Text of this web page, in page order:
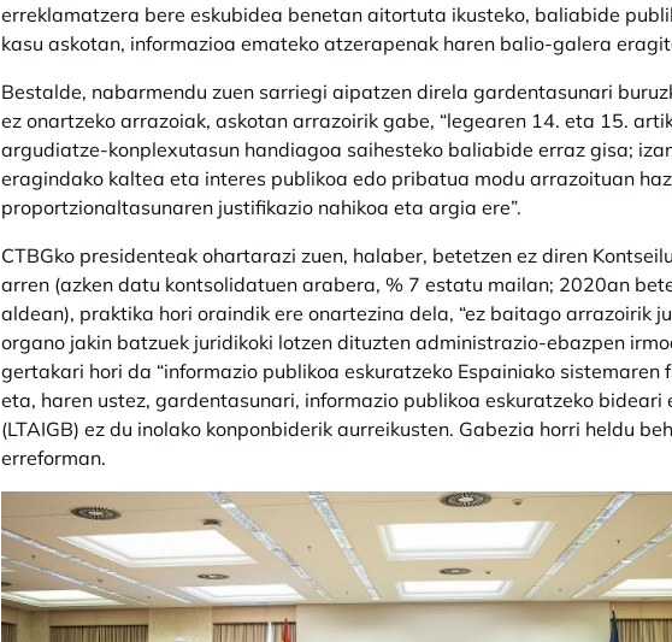
erreklamatzera bere eskubidea benetan aitortuta ikusteko, baliabide
kasu askotan, informazioa emateko atzerapenak haren balio-galera
Bestalde, nabarmendu zuen sarriegi aipatzen direla gardentasunari
ez onartzeko arrazoiak, askotan arrazoirik gabe, “legearen 14. eta 15.
argudiatze-konplexutasun handiagoa saihesteko baliabide erraz gisa;
eragindako kaltea eta interes publikoa edo pribatua modu arrazoituan
proportzionaltasunaren justifikazio nahikoa eta argia ere”.
CTBGko presidenteak ohartarazi zuen, halaber, betetzen ez diren
arren (azken datu kontsolidatuen arabera, % 7 estatu mailan; 2020an
aldean), praktika hori oraindik ere onartezina dela, “ez baitago arrazoirik
organo jakin batzuek juridikoki lotzen dituzten administrazio-ebazpen
gertakari hori da “informazio publikoa eskuratzeko Espainiako sistemaren
eta, haren ustez, gardentasunari, informazio publikoa eskuratzeko bideari
(LTAIGB) ez du inolako konponbiderik aurreikusten. Gabezia horri heldu
erreforman.